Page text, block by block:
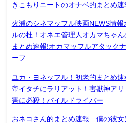
きこもりニートのオナベ的まとめ速
火浦のシネマッフル映画NEWS情報
ルの杜！オネエ管理人オカマちゃん
まとめ速報!オカマッフルアタック
ーフ
ユカ・ヨネッフル！初老的まとめ
帝イタチにラリアット！害獣神アリ
害に必殺！パイルドライバー
おネコさん的まとめ速報 僕の彼女